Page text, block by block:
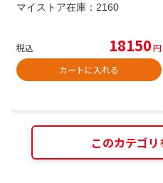
マイストア在庫： 2160
税込 18150円
カートに入れる
このカテゴ